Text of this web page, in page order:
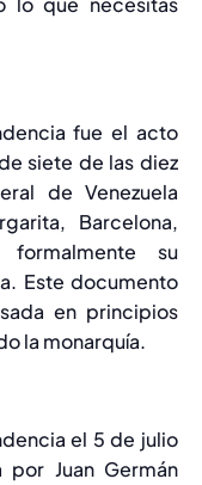
fue el acto
siete de las diez
de Venezuela
Barcelona,
su
Este documento
en principios
la monarquía.
el 5 de julio
Juan Germán